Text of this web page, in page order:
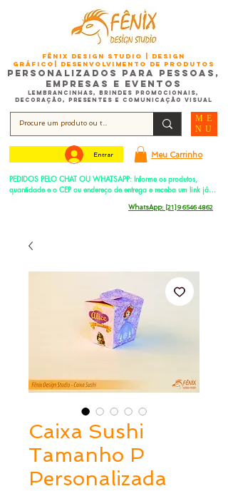
FÊNIX DESIGN STUDIO | Design
Gráfico| Desenvolvimento de Produtos
Personalizados para Pessoas,
Empresas e EventoS
Lembrancinhas, Brindes promocionais,
Decoração, Presentes e Comunicação Visual
PEDIDOS PELO CHAT OU WHATSAPP: Informe os produtos,
quantidade e o CEP ou endereço de entrega e receba um link já
ME
NU
Meu Carrinho
WhatsApp: [21] 9 6546 4862
Entrar
Caixa Sushi
Tamanho P
Personalizada